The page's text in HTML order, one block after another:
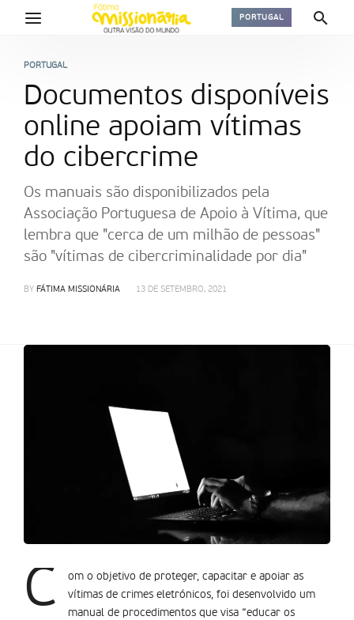
PORTUGAL
PORTUGAL
Documentos disponíveis
online apoiam vítimas
do cibercrime
Os manuais são disponibilizados pela
Associação Portuguesa de Apoio à Vítima, que
lembra que "cerca de um milhão de pessoas"
são "vítimas de cibercriminalidade por dia"
BY FÁTIMA MISSIONÁRIA 13 DE SETEMBRO, 2021
C
om o objetivo de proteger, capacitar e apoiar as
vítimas de crimes eletrónicos, foi desenvolvido um
manual de procedimentos que visa “educar os